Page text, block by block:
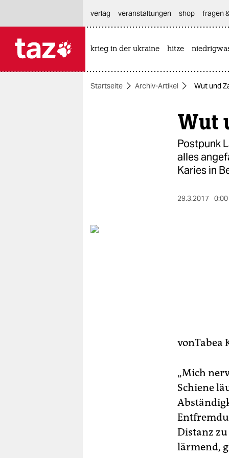
themen
berlin
verlag
veranstaltungen shop fragen
krieg in der ukraine hitze
Startseite Archiv-Artikel Wut und
Wut
Postpunk
alles
Karies in
29.3.2017
vonTabea
„Mich
Schiene
Distanz
lärmend,